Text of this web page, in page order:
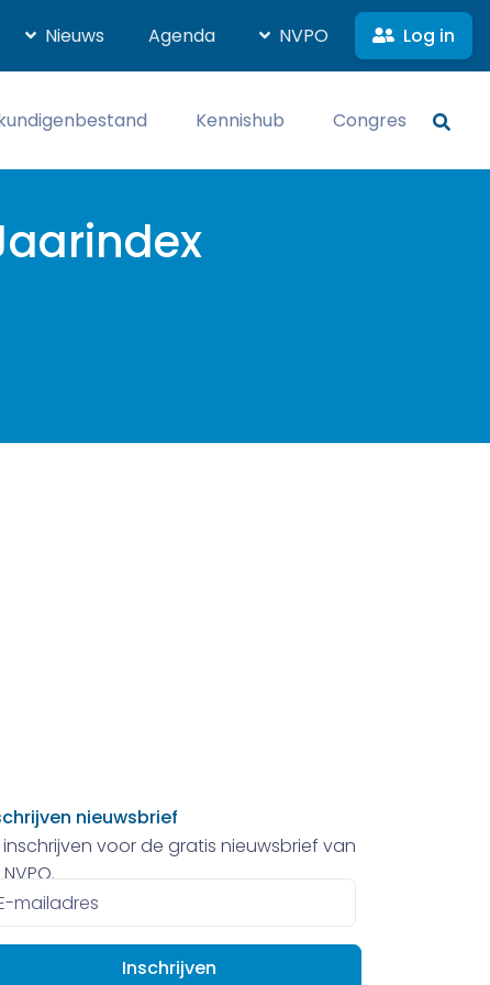
Nieuws Agenda NVPO Log in
Kennishub Congres
nieuwsbrief
inschrijven voor de gratis nieuwsbrief van